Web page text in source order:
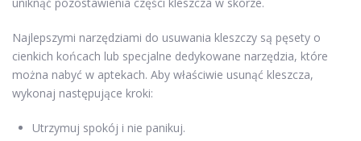
Najlepszymi narzędziami do usuwania kleszczy są pęsety o
cienkich końcach lub specjalne dedykowane narzędzia, które
można nabyć w aptekach. Aby właściwie usunąć kleszcza,
wykonaj następujące kroki:
Utrzymuj spokój i nie panikuj.